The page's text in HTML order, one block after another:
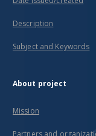
Description
Subject and Keywords
About project
Mission
Partners and